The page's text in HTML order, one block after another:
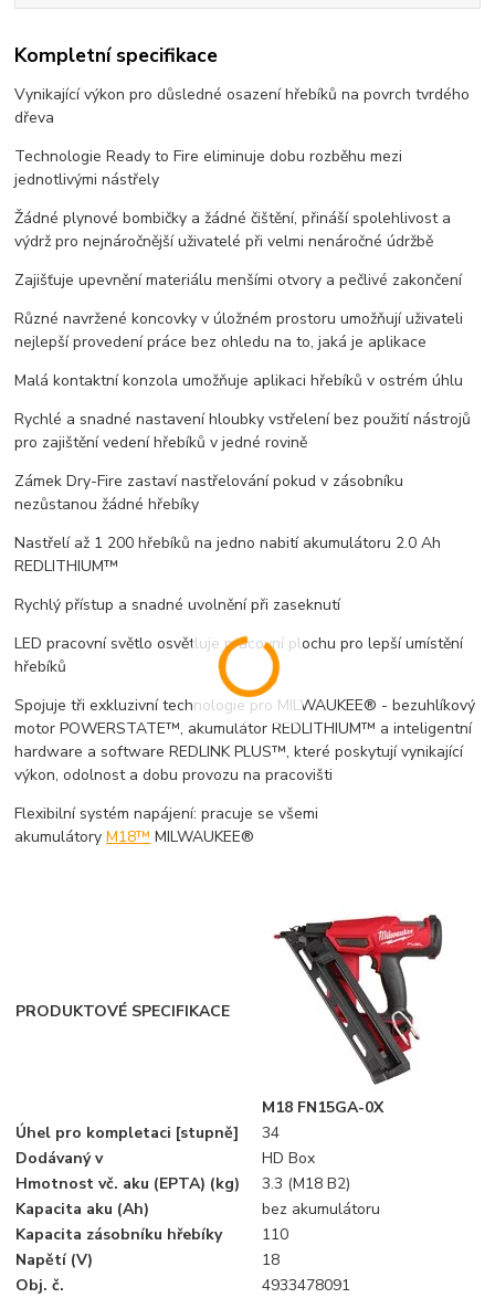
Kompletní specifikace
Vynikající výkon pro důsledné osazení hřebíků na povrch tvrdého
dřeva
Technologie Ready to Fire eliminuje dobu rozběhu mezi
jednotlivými nástřely
Žádné plynové bombičky a žádné čištění, přináší spolehlivost a
výdrž pro nejnáročnější uživatelé při velmi nenáročné údržbě
Zajišťuje upevnění materiálu menšími otvory a pečlivé zakončení
Různé navržené koncovky v úložném prostoru umožňují uživateli
nejlepší provedení práce bez ohledu na to, jaká je aplikace
Malá kontaktní konzola umožňuje aplikaci hřebíků v ostrém úhlu
Rychlé a snadné nastavení hloubky vstřelení bez použití nástrojů
pro zajištění vedení hřebíků v jedné rovině
Zámek Dry-Fire zastaví nastřelování pokud v zásobníku
nezůstanou žádné hřebíky
Nastřelí až 1 200 hřebíků na jedno nabití akumulátoru 2.0 Ah
REDLITHIUM™
Rychlý přístup a snadné uvolnění při zaseknutí
LED pracovní světlo osvětluje pracovní plochu pro lepší umístění
hřebíků
Spojuje tři exkluzivní technologie pro MILWAUKEE® - bezuhlíkový
motor POWERSTATE™, akumulátor REDLITHIUM™ a inteligentní
hardware a software REDLINK PLUS™, které poskytují vynikající
výkon, odolnost a dobu provozu na pracovišti
Flexibilní systém napájení: pracuje se všemi
akumulátoryM18™ MILWAUKEE®
PRODUKTOVÉ SPECIFIKACE
M18 FN15GA-0X
Úhel pro kompletaci [stupně]
34
Dodávaný v
HD Box
Hmotnost vč. aku (EPTA) (kg)
3.3 (M18 B2)
Kapacita aku (Ah)
bez akumulátoru
Kapacita zásobníku hřebíky
110
Napětí (V)
18
Obj. č.
4933478091